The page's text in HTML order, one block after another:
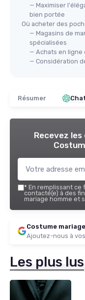
— Maximiser
bien portée
Où acheter des
— Magasins de
spécialisées
— Achats en ligne
— Considération
Résumer
Recevez
* En remplissant ce
contacté(e) à des
mariage homme et
Costume
Ajoutez-nous à
Les plus lus